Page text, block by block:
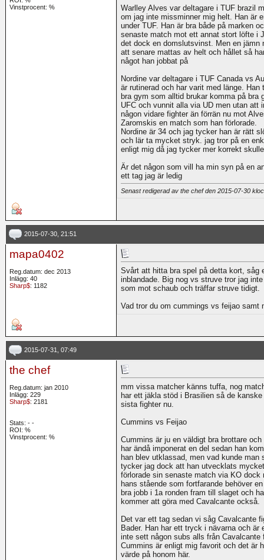
Vinstprocent: %
Warlley Alves var deltagare i TUF brazil
om jag inte missminner mig helt. Han är
under TUF. Han är bra både på marken
senaste match mot ett annat stort löfte i
det dock en domslutsvinst. Men en jämn
att senare mattas av helt och hållet så
något han jobbat på
Nordine var deltagare i TUF Canada vs
är rutinerad och har varit med länge.
bra gym som alltid brukar komma på bra
UFC och vunnit alla via UD men utan
någon vidare fighter än förrän nu mot
Zaromskis en match som han förlorade.
Nordine är 34 och jag tycker han är rätt
och lär ta mycket stryk. jag tror på en
enligt mig då jag tycker mer korrekt
Är det någon som vill ha min syn på en
ett tag jag är ledig
Senast redigerad av the chef den 2015-07-30
2015-07-30, 21:51
mapa0402
Reg.datum: dec 2013
Inlägg: 40
Sharp$: 1182
Svårt att hitta bra spel på detta kort, såg
inblandade. Big nog vs struve tror jag
som mot schaub och träffar struve tidigt.
Vad tror du om cummings vs feijao samt
2015-07-31, 07:49
the chef
Reg.datum: jan 2010
Inlägg: 229
Sharp$: 2181
Stats: - -
ROI: %
Vinstprocent: %
mm vissa matcher känns tuffa, nog
har ett jäkla stöd i Brasilien så de
sista fighter nu.
Cummins vs Feijao
Cummins är ju en väldigt bra brottare
har ändå imponerat en del sedan han
han blev utklassad, men vad kunde
tycker jag dock att han utvecklats
förlorade sin senaste match via KO
hans stående som fortfarande behöver
bra jobb i 1a ronden fram till slaget och
kommer att göra med Cavalcante också.
Det var ett tag sedan vi såg Cavalcante
Bader. Han har ett tryck i nävarna och
inte sett någon subs alls från
Cummins är enligt mig favorit och det är
värde på honom här.